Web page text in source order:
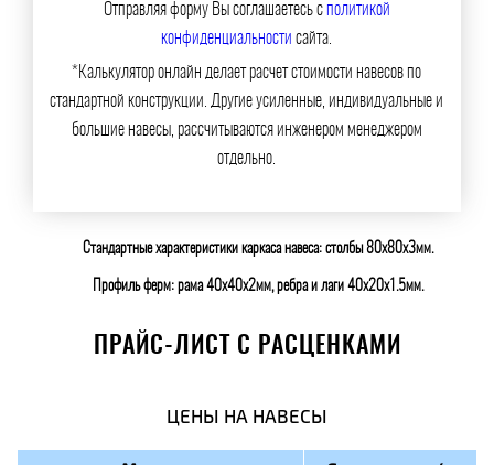
Отправляя форму Вы соглашаетесь сполитикой
конфиденциальности сайта.
*Калькулятор онлайн делает расчет стоимости навесов по
стандартной конструкции. Другие усиленные, индивидуальные и
большие навесы, рассчитываются инженером менеджером
отдельно.
Стандартные характеристики каркаса навеса: столбы 80х80х3мм.
Профиль ферм: рама 40х40х2мм, ребра и лаги 40х20х1.5мм.
ПРАЙС-ЛИСТ С РАСЦЕНКАМИ
ЦЕНЫ НА НАВЕСЫ